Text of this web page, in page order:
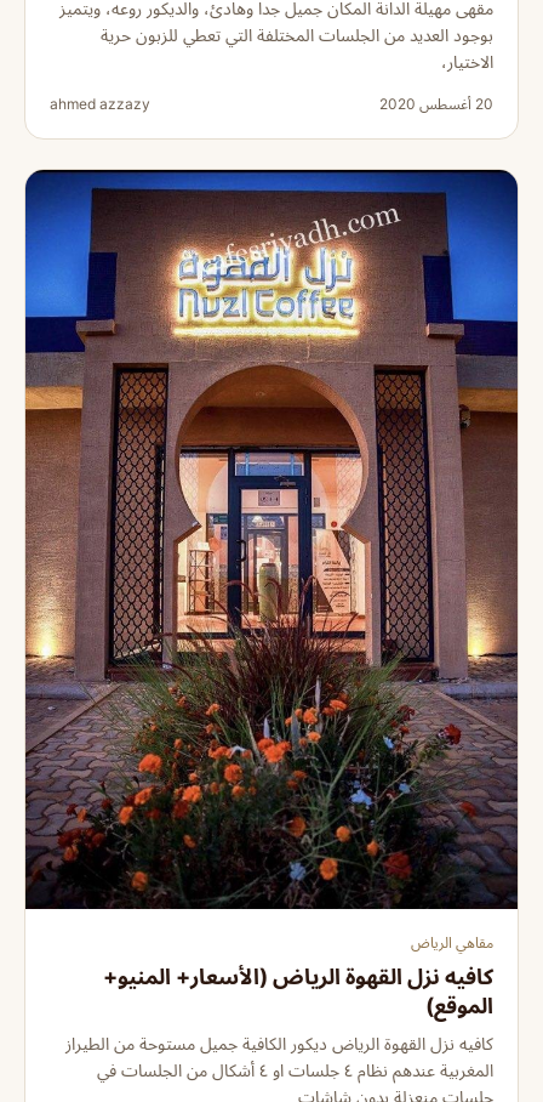
مقهى مهيلة الدانة المكان جميل جدا وهادئ، والديكور روعه، ويتميز
بوجود العديد من الجلسات المختلفة التي تعطي للزبون حرية
الاختيار،
20 أغسطس 2020 ahmed azzazy
مقاهي الرياض
كافيه نزل القهوة الرياض (الأسعار+ المنيو+
الموقع)
كافيه نزل القهوة الرياض ديكور الكافية جميل مستوحة من الطيراز
المغربية عندهم نظام ٤ جلسات او ٤ أشكال من الجلسات في
جلسات منعزلة بدون شاشات